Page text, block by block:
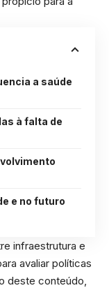
a saúde
à falta de
e no futuro
infraestrutura e
avaliar políticas
deste conteúdo,